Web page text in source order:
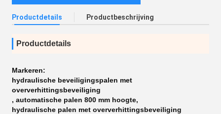
Productdetails Productbeschrijving
Productdetails
Markeren:
hydraulische beveiligingspalen met
oververhittingsbeveiliging
, automatische palen 800 mm hoogte,
hydraulische palen met oververhittingsbeveiliging